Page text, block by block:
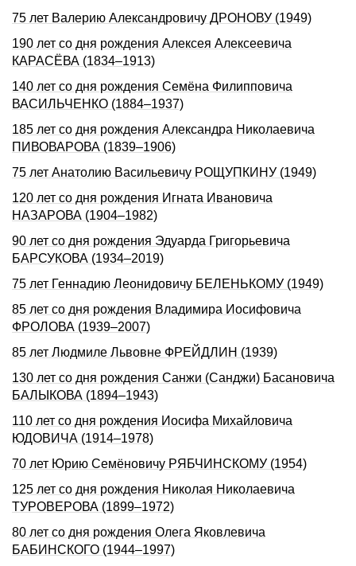
75 лет Валерию Александровичу ДРОНОВУ (1949)
190 лет со дня рождения Алексея Алексеевича
КАРАСЁВА (1834–1913)
140 лет со дня рождения Семёна Филипповича
ВАСИЛЬЧЕНКО (1884–1937)
185 лет со дня рождения Александра Николаевича
ПИВОВАРОВА (1839–1906)
75 лет Анатолию Васильевичу РОЩУПКИНУ (1949)
120 лет со дня рождения Игната Ивановича
НАЗАРОВА (1904–1982)
90 лет со дня рождения Эдуарда Григорьевича
БАРСУКОВА (1934–2019)
75 лет Геннадию Леонидовичу БЕЛЕНЬКОМУ (1949)
85 лет со дня рождения Владимира Иосифовича
ФРОЛОВА (1939–2007)
85 лет Людмиле Львовне ФРЕЙДЛИН (1939)
130 лет со дня pождения Санжи (Санджи) Басановича
БАЛЫКОВА (1894–1943)
110 лет со дня рождения Иосифа Михайловича
ЮДОВИЧА (1914–1978)
70 лет Юрию Семёновичу РЯБЧИНСКОМУ (1954)
125 лет со дня рождения Николая Николаевича
ТУРОВЕРОВА (1899–1972)
80 лет со дня рождения Олега Яковлевича
БАБИНСКОГО (1944–1997)